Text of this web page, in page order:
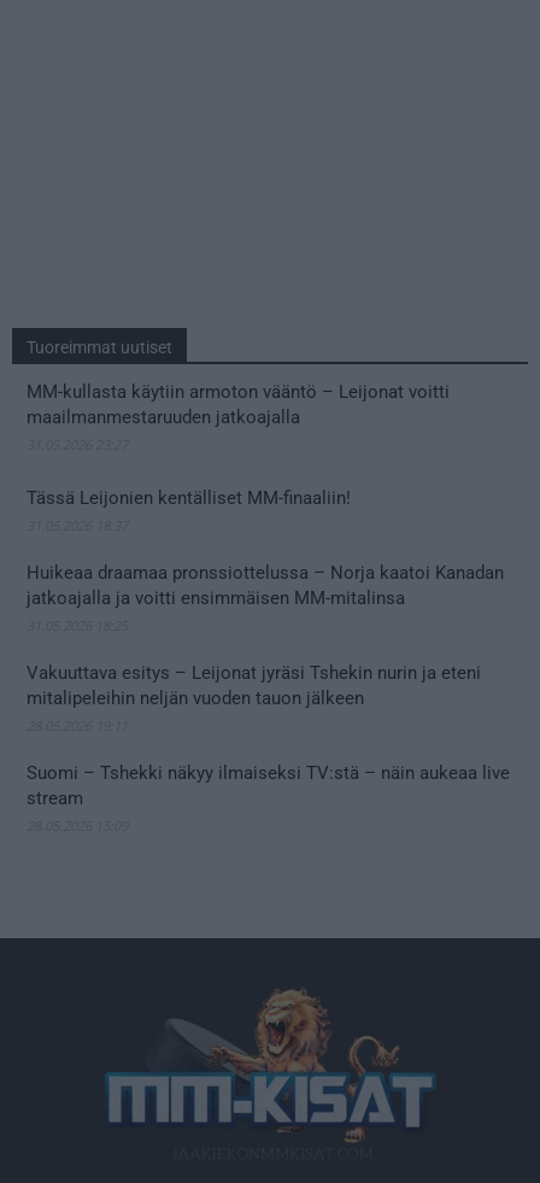
Tuoreimmat uutiset
MM-kullasta käytiin armoton vääntö – Leijonat voitti
maailmanmestaruuden jatkoajalla
Tässä Leijonien kentälliset MM-finaaliin!
Huikeaa draamaa pronssiottelussa – Norja kaatoi Kanadan
jatkoajalla ja voitti ensimmäisen MM-mitalinsa
Vakuuttava esitys – Leijonat jyräsi Tshekin nurin ja eteni
mitalipeleihin neljän vuoden tauon jälkeen
Suomi – Tshekki näkyy ilmaiseksi TV:stä – näin aukeaa live
stream